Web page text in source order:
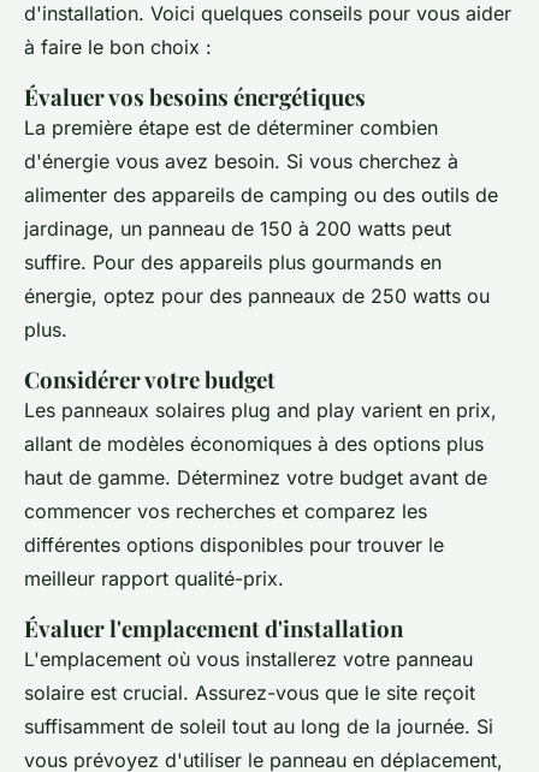
d'installation. Voici quelques conseils pour vous aider
à faire le bon choix :
Évaluer vos besoins énergétiques
La première étape est de déterminer combien
d'énergie vous avez besoin. Si vous cherchez à
alimenter des appareils de camping ou des outils de
jardinage, un panneau de 150 à 200 watts peut
suffire. Pour des appareils plus gourmands en
énergie, optez pour des panneaux de 250 watts ou
plus.
Considérer votre budget
Les panneaux solaires plug and play varient en prix,
allant de modèles économiques à des options plus
haut de gamme. Déterminez votre budget avant de
commencer vos recherches et comparez les
différentes options disponibles pour trouver le
meilleur rapport qualité-prix.
Évaluer l'emplacement d'installation
L'emplacement où vous installerez votre panneau
solaire est crucial. Assurez-vous que le site reçoit
suffisamment de soleil tout au long de la journée. Si
vous prévoyez d'utiliser le panneau en déplacement,